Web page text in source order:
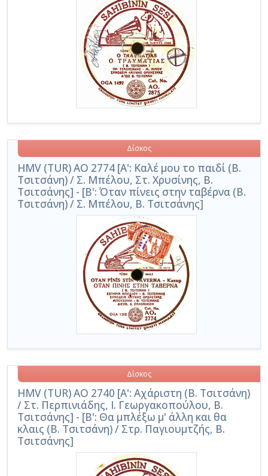
HMV (TUR) AO 2774 [Α': Καλέ μου το παιδί (Β.
Τσιτσάνη) / Σ. Μπέλου, Στ. Χρυσίνης, Β.
Τσιτσάνης] - [Β': Όταν πίνεις στην ταβέρνα (Β.
Τσιτσάνη) / Σ. Μπέλου, Β. Τσιτσάνης]
Δίσκος
HMV (TUR) AO 2740 [Α': Αχάριστη (Β. Τσιτσάνη)
/ Στ. Περπινιάδης, Ι. Γεωργακοπούλου, Β.
Τσιτσάνης] - [Β': Θα μπλέξω μ' άλλη και θα
κλαις (Β. Τσιτσάνη) / Στρ. Παγιουμτζής, Β.
Τσιτσάνης]
Δίσκος